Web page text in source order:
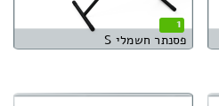
1
פסנתר חשמלי S